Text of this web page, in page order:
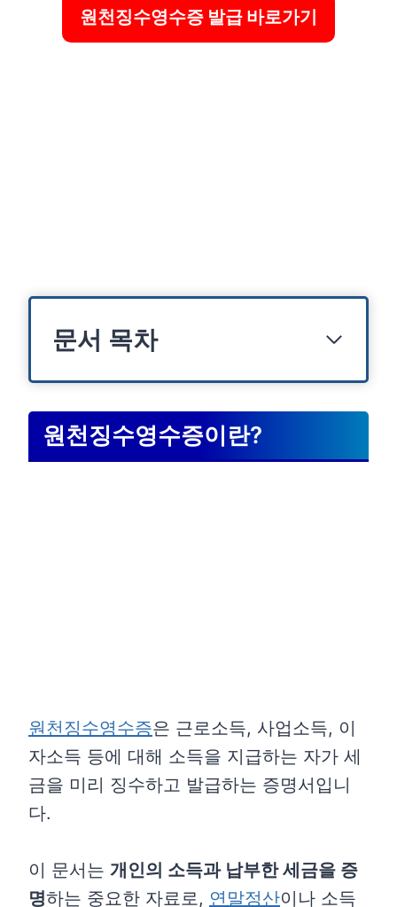
원천징수영수증 발급 바로가기
문서 목차
원천징수영수증이란?
원천징수영수증은 근로소득, 사업소득, 이
자소득 등에 대해 소득을 지급하는 자가 세
금을 미리 징수하고 발급하는 증명서입니
다.
이 문서는 개인의 소득과 납부한 세금을 증
명하는 중요한 자료로, 연말정산이나 소득